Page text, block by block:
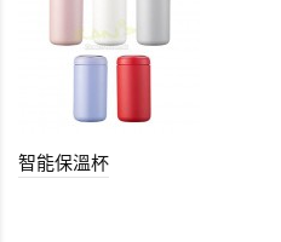
智能保溫杯